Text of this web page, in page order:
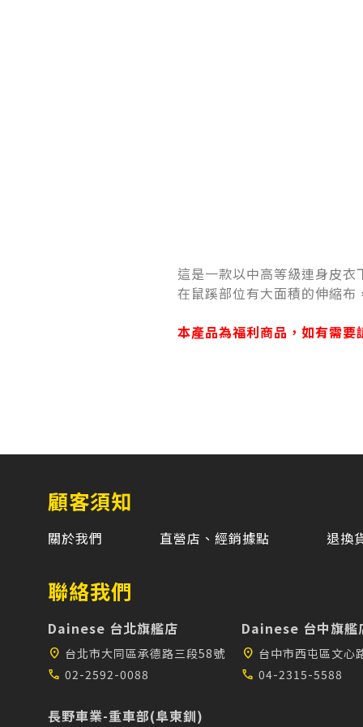
這是一款以中高等級連身皮
在鼠蹊部位有大面積的伸縮
本產品為福利商品，如有需
顧客須知
關於我們 直營店、經銷據點 退換
聯絡我們
Dainese 台北旗艦店
location_on 台北市大同區承德路三段58號
call 02-2592-0088
Dainese 台中旗艦
location_on 台中市西屯區文心
call 04-2315-5588
長野車業-重車部(阜東釧)